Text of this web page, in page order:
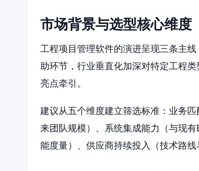
市场背景与选型核心维度
工程项目管理软件的演进呈现三条主
助环节，行业垂直化加深对特定工程
亮点牵引。
建议从五个维度建立筛选标准：业务
来团队规模）、系统集成能力（与现
能度量）、供应商持续投入（技术路线